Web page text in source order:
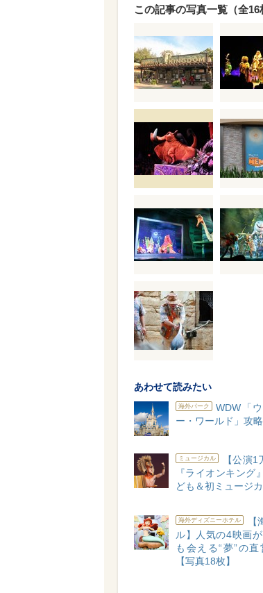
この記事の写真一覧（全16
あわせて読みたい
海外パーク
WDW「
ー・ワールド」攻
ミュージカル
【公演
『ライオンキング
ども＆初ミュージ
海外ディズニーホテル
ル】人気の4映画
も会える“夢”の
【写真18枚】